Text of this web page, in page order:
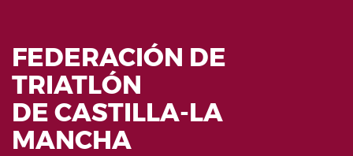
FEDERACIÓN DE
TRIATLÓN
DE CASTILLA-LA
MANCHA